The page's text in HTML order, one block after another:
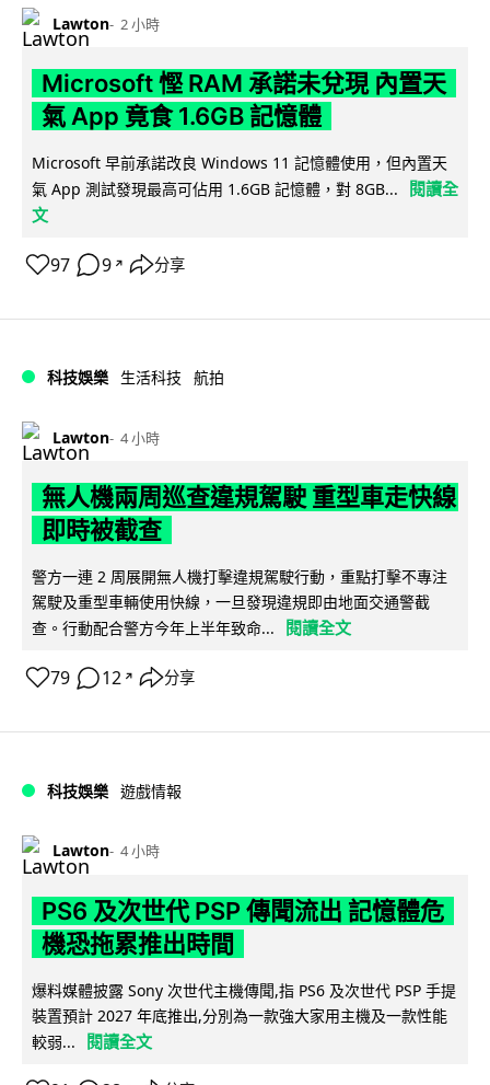
Lawton 2 小時
Microsoft 慳 RAM 承諾未兌現 內置天
氣 App 竟食 1.6GB 記憶體
Microsoft 早前承諾改良 Windows 11 記憶體使用，但內置天
氣 App 測試發現最高可佔用 1.6GB 記憶體，對 8GB...
閱讀全
文
97 9 ↗ 分享
科技娛樂 生活科技 航拍
Lawton 4 小時
無人機兩周巡查違規駕駛 重型車走快線
即時被截查
警方一連 2 周展開無人機打擊違規駕駛行動，重點打擊不專注
駕駛及重型車輛使用快線，一旦發現違規即由地面交通警截
查。行動配合警方今年上半年致命...
閱讀全文
79 12 ↗ 分享
科技娛樂 遊戲情報
Lawton 4 小時
PS6 及次世代 PSP 傳聞流出 記憶體危
機恐拖累推出時間
爆料媒體披露 Sony 次世代主機傳聞,指 PS6 及次世代 PSP 手提
裝置預計 2027 年底推出,分別為一款強大家用主機及一款性能
較弱...
閱讀全文